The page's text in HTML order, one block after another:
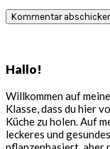
Hallo!
Willkommen auf
Klasse, dass du hier
Küche zu holen. Auf
leckeres und